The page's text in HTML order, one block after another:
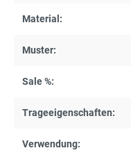
Material:
Muster:
Sale %:
Trageeigenschaften:
Verwendung: